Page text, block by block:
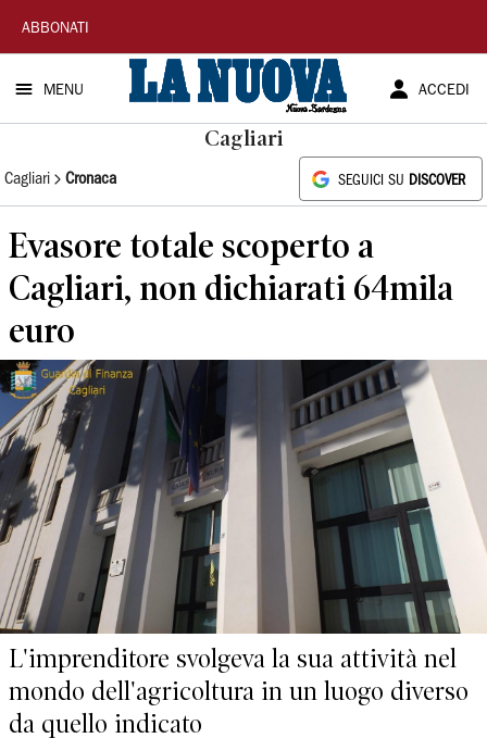
La
Nuova
Sardegna
ABBONATI
MENU ACCEDI
Cagliari
Cagliari Cronaca SEGUICI SU DISCOVER
Evasore totale scoperto a
Cagliari, non dichiarati 64mila
euro
L'imprenditore svolgeva la sua attività nel
mondo dell'agricoltura in un luogo diverso
da quello indicato